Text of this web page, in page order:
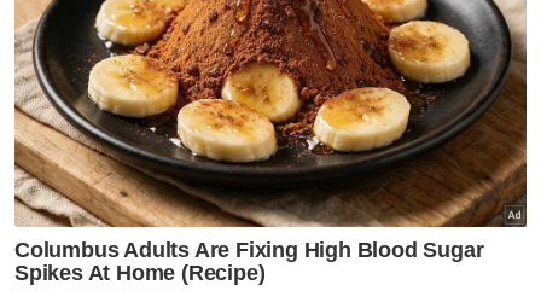
Isu zakat TH perlu difahami
dalam konteks syariah - Mufti
Pahang
Nasional
MGB sempurnakan majlis 'roof
topping' Pangsapuri Saujana
Indah